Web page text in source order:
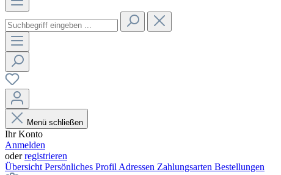
Menü schließen
Ihr Konto
Anmelden
oderregistrieren
Übersicht Persönliches Profil Adressen Zahlungsarten Bestellungen